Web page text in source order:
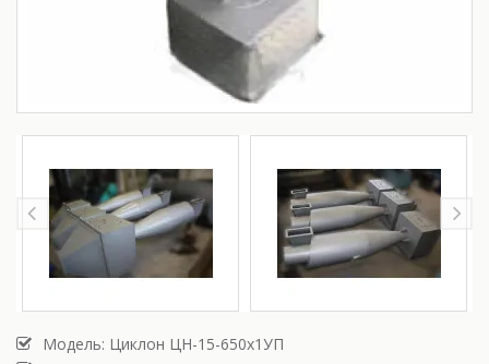
Модель: Циклон ЦН-15-650х1УП